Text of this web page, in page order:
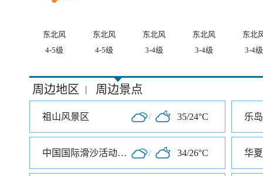
东北风 东北风 东北风 东北风
东北
4-5级
4-5级 3-4级 3-4级 3-4级
周边地区 | 周边景点
祖山风景区 / 35/24°C 乐
中国国际滑沙活动中心 / 34/26°C 华